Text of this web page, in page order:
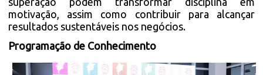
motivação, assim como contribuir para alcançar
resultados sustentáveis nos negócios.
Programação de Conhecimento